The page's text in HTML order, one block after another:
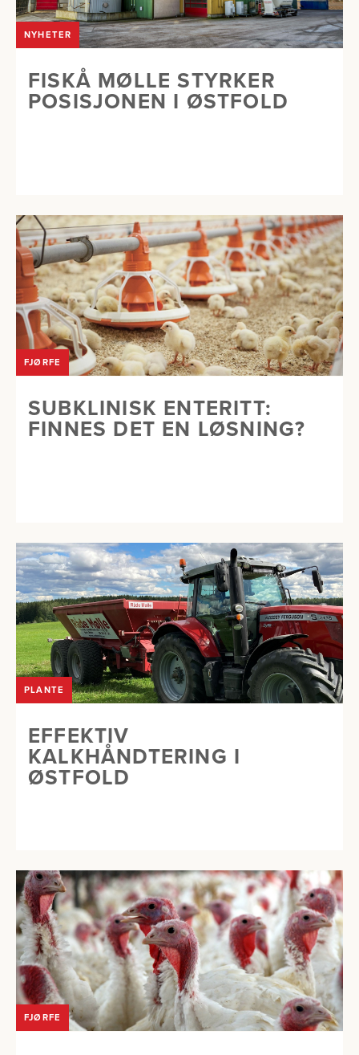
NYHETER
FISKÅ MØLLE STYRKER
POSISJONEN I ØSTFOLD
FJØRFE
SUBKLINISK ENTERITT:
FINNES DET EN LØSNING?
PLANTE
EFFEKTIV
KALKHÅNDTERING I
ØSTFOLD
FJØRFE